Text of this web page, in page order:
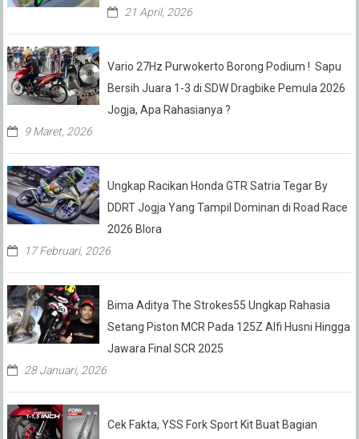
21 April, 2026
Vario 27Hz Purwokerto Borong Podium ! Sapu
Bersih Juara 1-3 di SDW Dragbike Pemula 2026
Jogja, Apa Rahasianya ?
9 Maret, 2026
Ungkap Racikan Honda GTR Satria Tegar By
DDRT Jogja Yang Tampil Dominan di Road Race
2026 Blora
17 Februari, 2026
Bima Aditya The Strokes55 Ungkap Rahasia
Setang Piston MCR Pada 125Z Alfi Husni Hingga
Jawara Final SCR 2025
28 Januari, 2026
Cek Fakta, YSS Fork Sport Kit Buat Bagian